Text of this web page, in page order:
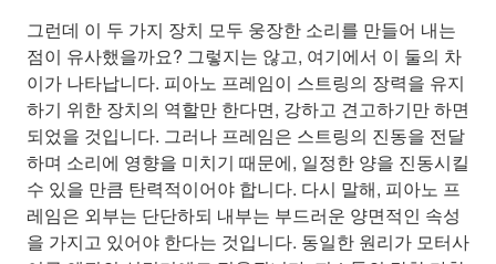
그런데 이 두 가지 장치 모두 웅장한 소리를 만들어 내는
점이 유사했을까요? 그렇지는 않고, 여기에서 이 둘의 차
이가 나타납니다. 피아노 프레임이 스트링의 장력을 유지
하기 위한 장치의 역할만 한다면, 강하고 견고하기만 하면
되었을 것입니다. 그러나 프레임은 스트링의 진동을 전달
하며 소리에 영향을 미치기 때문에, 일정한 양을 진동시킬
수 있을 만큼 탄력적이어야 합니다. 다시 말해, 피아노 프
레임은 외부는 단단하되 내부는 부드러운 양면적인 속성
을 가지고 있어야 한다는 것입니다. 동일한 원리가 모터사